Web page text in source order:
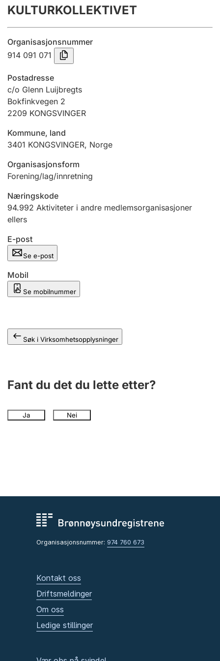
Årsregnskap
Innsending og forsinkelsesgebyr
Tinglysing
Jeger
Betaling og jegeravgiftskort
KULTURKOLLEKTIVET
Organisasjonsnummer
914 091 071
Postadresse
c/o Glenn Luijbregts
Bokfinkvegen 2
2209 KONGSVINGER
Kommune, land
3401 KONGSVINGER, Norge
Organisasjonsform
Forening/lag/innretning
Næringskode
94.992 Aktiviteter i andre medlemsorganisasjoner
ellers
E-post
Se e-post
Mobil
Se mobilnummer
Søk i Virksomhetsopplysninger
Fant du det du lette etter?
Ja Nei
Organisasjonsnummer: 974 760 673
Kontakt oss
Driftsmeldinger
Om oss
Ledige stillinger